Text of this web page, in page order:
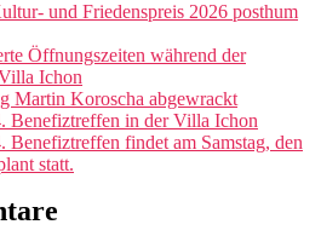
und Friedenspreis 2026 posthum
Öffnungszeiten während der
Ichon
Martin Koroscha abgewrackt
Benefiztreffen in der Villa Ichon
Benefiztreffen findet am Samstag, den
statt.